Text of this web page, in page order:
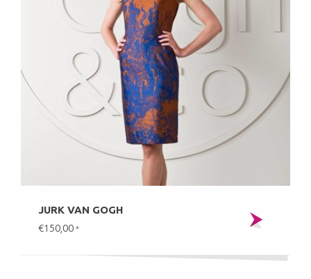
JURK VAN GOGH
€150,00 *